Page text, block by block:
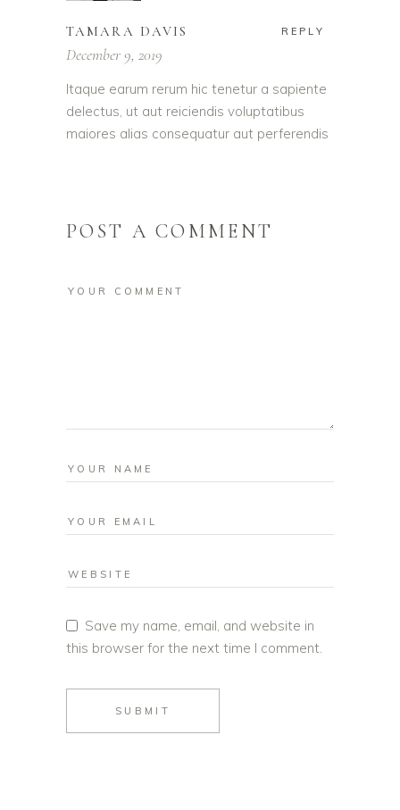
TAMARA DAVIS REPLY
December 9, 2019
Itaque earum rerum hic tenetur a sapiente
delectus, ut aut reiciendis voluptatibus
maiores alias consequatur aut perferendis
POST A COMMENT
Save my name, email, and website in
this browser for the next time I comment.
SUBMIT